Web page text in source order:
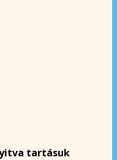
tartásuk